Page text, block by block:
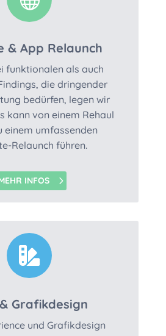
& App Relaunch
funktionalen als auch
die dringender
bedürfen, legen wir
kann von einem Rehaul
einem umfassenden
Relaunch führen.
INFOS

Grafikdesign
und Grafikdesign